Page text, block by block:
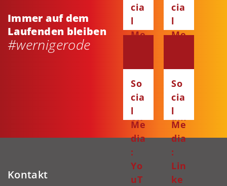
Immer auf dem
Laufenden bleiben
#wernigerode
cia
l
Me
ce
bo
ok
cia
l
Me
ta
gr
am
So
cia
l
Me
dia
:
Yo
uT
So
cia
l
Me
dia
:
Lin
ke
Kontakt